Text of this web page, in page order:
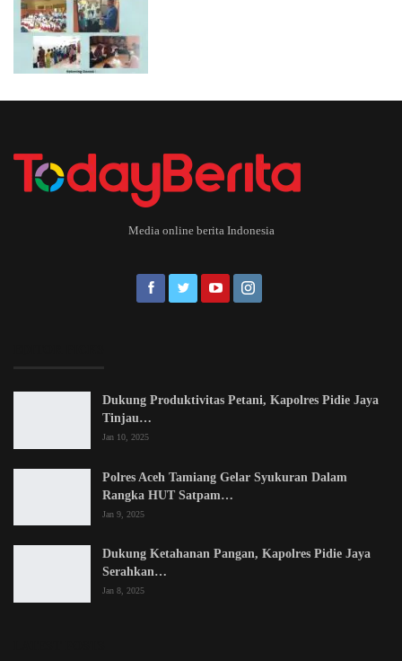
Media online berita Indonesia
Dukung Produktivitas Petani, Kapolres Pidie Jaya
Tinjau…
Jan 10, 2025
Polres Aceh Tamiang Gelar Syukuran Dalam
Rangka HUT Satpam…
Jan 9, 2025
Dukung Ketahanan Pangan, Kapolres Pidie Jaya
Serahkan…
Jan 8, 2025